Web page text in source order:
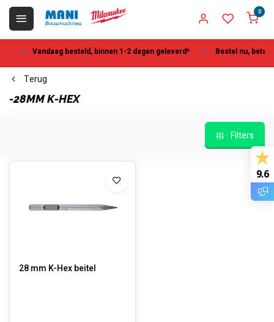
0
Vandaag besteld, binnen 1-2 dagen geleverd* Bestel nu, betaal
Terug
-28MM K-HEX
Filters
28 mm K-Hex beitel
9.6